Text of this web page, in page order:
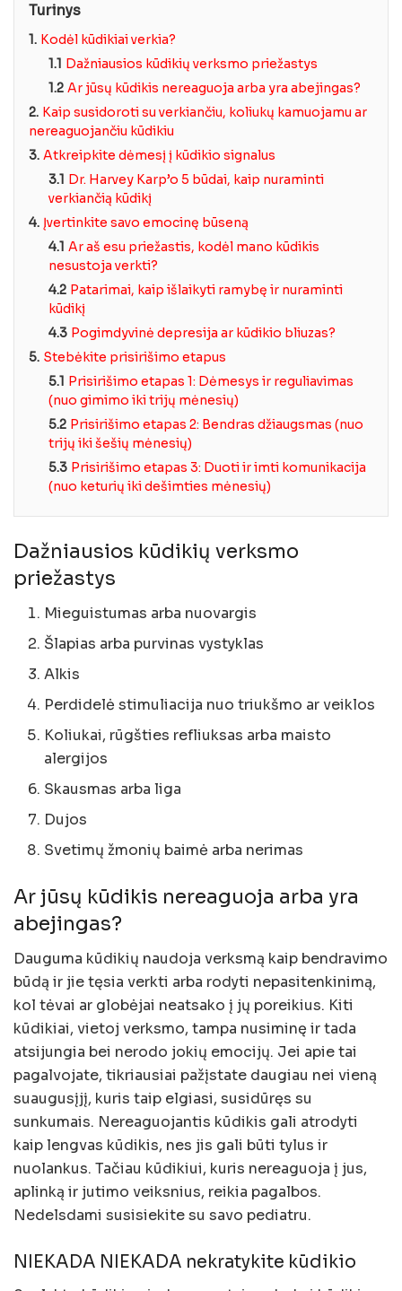
Turinys
1. Kodėl kūdikiai verkia?
1.1 Dažniausios kūdikių verksmo priežastys
1.2 Ar jūsų kūdikis nereaguoja arba yra abejingas?
2. Kaip susidoroti su verkiančiu, koliukų kamuojamu ar
nereaguojančiu kūdikiu
3. Atkreipkite dėmesį į kūdikio signalus
3.1 Dr. Harvey Karp’o 5 būdai, kaip nuraminti
verkiančią kūdikį
4. Įvertinkite savo emocinę būseną
4.1 Ar aš esu priežastis, kodėl mano kūdikis
nesustoja verkti?
4.2 Patarimai, kaip išlaikyti ramybę ir nuraminti
kūdikį
4.3 Pogimdyvinė depresija ar kūdikio bliuzas?
5. Stebėkite prisirišimo etapus
5.1 Prisirišimo etapas 1: Dėmesys ir reguliavimas
(nuo gimimo iki trijų mėnesių)
5.2 Prisirišimo etapas 2: Bendras džiaugsmas (nuo
trijų iki šešių mėnesių)
5.3 Prisirišimo etapas 3: Duoti ir imti komunikacija
(nuo keturių iki dešimties mėnesių)
Dažniausios kūdikių verksmo
priežastys
Mieguistumas arba nuovargis
Šlapias arba purvinas vystyklas
Alkis
Perdidelė stimuliacija nuo triukšmo ar veiklos
Koliukai, rūgšties refliuksas arba maisto
alergijos
Skausmas arba liga
Dujos
Svetimų žmonių baimė arba nerimas
Ar jūsų kūdikis nereaguoja arba yra
abejingas?
Dauguma kūdikių naudoja verksmą kaip bendravimo
būdą ir jie tęsia verkti arba rodyti nepasitenkinimą,
kol tėvai ar globėjai neatsako į jų poreikius. Kiti
kūdikiai, vietoj verksmo, tampa nusiminę ir tada
atsijungia bei nerodo jokių emocijų. Jei apie tai
pagalvojate, tikriausiai pažįstate daugiau nei vieną
suaugusįjį, kuris taip elgiasi, susidūręs su
sunkumais. Nereaguojantis kūdikis gali atrodyti
kaip lengvas kūdikis, nes jis gali būti tylus ir
nuolankus. Tačiau kūdikiui, kuris nereaguoja į jus,
aplinką ir jutimo veiksnius, reikia pagalbos.
Nedelsdami susisiekite su savo pediatru.
NIEKADA NIEKADA nekratykite kūdikio